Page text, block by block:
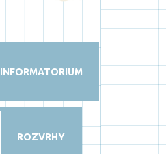
INFORMATORIUM
ROZVRHY